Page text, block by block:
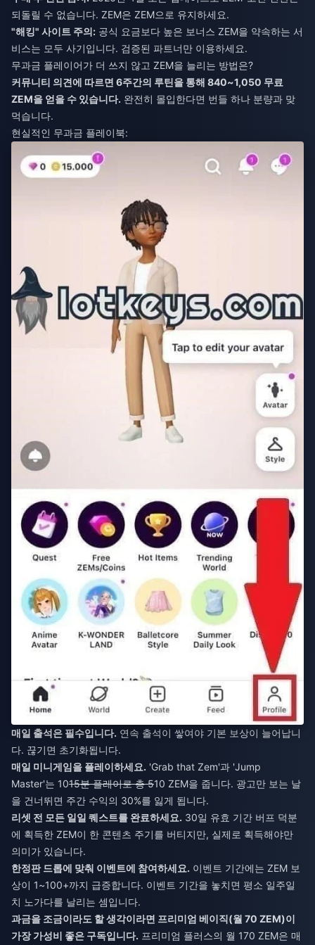
되돌릴 수 없습니다. ZEM은 ZEM으로 유지하세요.
"해킹" 사이트 주의: 공식 요금보다 높은 보너스 ZEM을 약속하는 서
비스는 모두 사기입니다. 검증된 파트너만 이용하세요.
무과금 플레이어가 더 쓰지 않고 ZEM을 늘리는 방법은?
커뮤니티 의견에 따르면 6주간의 루틴을 통해 840~1,050 무료
ZEM을 얻을 수 있습니다. 완전히 몰입한다면 번들 하나 분량과 맞
먹습니다.
현실적인 무과금 플레이북:
매일 출석은 필수입니다. 연속 출석이 쌓여야 기본 보상이 늘어납니
다. 끊기면 초기화됩니다.
매일 미니게임을 플레이하세요. 'Grab that Zem'과 'Jump
Master'는 1015분 플레이로 총 510 ZEM을 줍니다. 광고만 보는 날
을 건너뛰면 주간 수익의 30%를 잃게 됩니다.
리셋 전 모든 일일 퀘스트를 완료하세요. 30일 유효 기간 버프 덕분
에 획득한 ZEM이 한 콘텐츠 주기를 버티지만, 실제로 획득해야만
의미가 있습니다.
한정판 드롭에 맞춰 이벤트에 참여하세요. 이벤트 기간에는 ZEM 보
상이 1~100+까지 급증합니다. 이벤트 기간을 놓치면 평소 일주일
치 노가다를 날리는 셈입니다.
과금을 조금이라도 할 생각이라면 프리미엄 베이직(월 70 ZEM)이
가장 가성비 좋은 구독입니다. 프리미엄 플러스의 월 170 ZEM은 매